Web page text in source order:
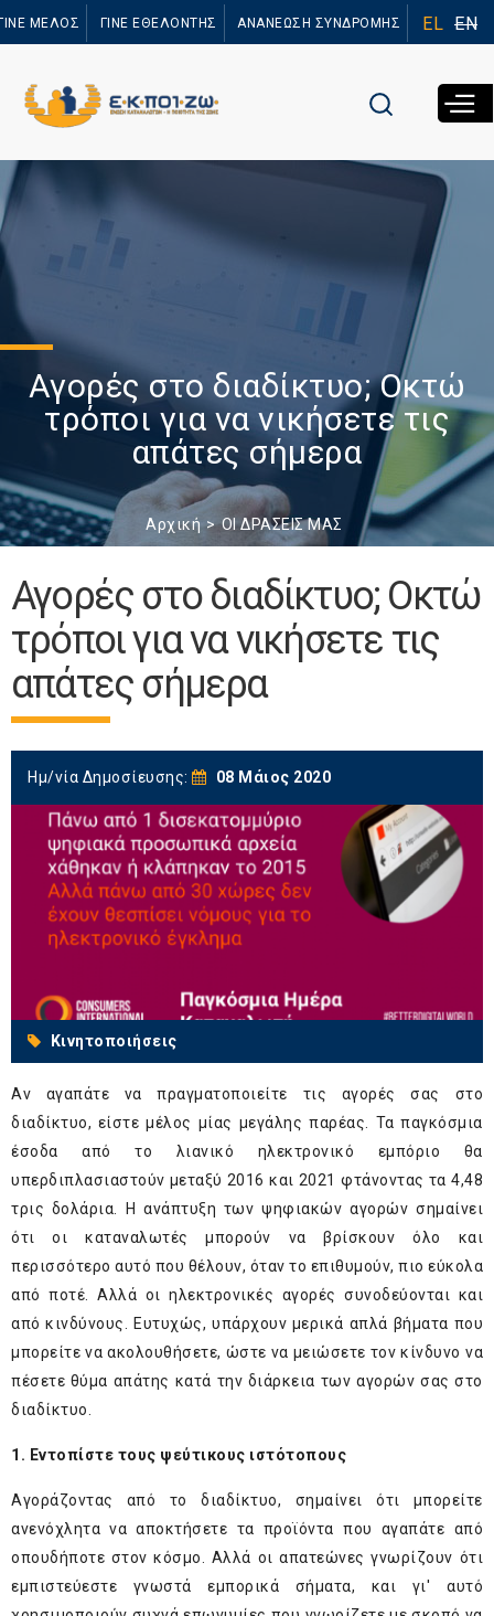
προς το
ΜΕΛΟΣ ΓΙΝΕ ΕΘΕΛΟΝΤΗΣ ΑΝΑΝΕΩΣΗ ΣΥΝΔΡΟΜΗΣ EL EN
Αγορές στο διαδίκτυο; Οκτώ
τρόποι για να νικήσετε τις
απάτες σήμερα
Αρχική ΟΙ ΔΡΑΣΕΙΣ ΜΑΣ
Αγορές στο διαδίκτυο; Οκτώ
τρόποι για να νικήσετε τις
απάτες σήμερα
Ημ/νία Δημοσίευσης: 08 Μάιος 2020
Κινητοποιήσεις
Αν αγαπάτε να πραγματοποιείτε τις αγορές σας στο
διαδίκτυο, είστε μέλος μίας μεγάλης παρέας. Τα παγκόσμια
έσοδα από το λιανικό ηλεκτρονικό εμπόριο θα
υπερδιπλασιαστούν μεταξύ 2016 και 2021 φτάνοντας τα 4,48
τρις δολάρια. Η ανάπτυξη των ψηφιακών αγορών σημαίνει
ότι οι καταναλωτές μπορούν να βρίσκουν όλο και
περισσότερο αυτό που θέλουν, όταν το επιθυμούν, πιο εύκολα
από ποτέ. Αλλά οι ηλεκτρονικές αγορές συνοδεύονται και
από κινδύνους. Ευτυχώς, υπάρχουν μερικά απλά βήματα που
μπορείτε να ακολουθήσετε, ώστε να μειώσετε τον κίνδυνο να
πέσετε θύμα απάτης κατά την διάρκεια των αγορών σας στο
διαδίκτυο.
1. Εντοπίστε τους ψεύτικους ιστότοπους
Αγοράζοντας από το διαδίκτυο, σημαίνει ότι μπορείτε
ανενόχλητα να αποκτήσετε τα προϊόντα που αγαπάτε από
οπουδήποτε στον κόσμο. Αλλά οι απατεώνες γνωρίζουν ότι
εμπιστεύεστε γνωστά εμπορικά σήματα, και γι' αυτό